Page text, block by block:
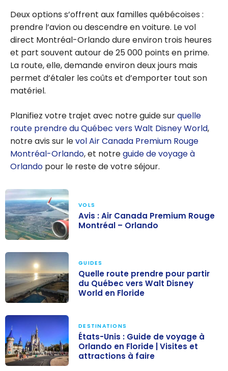
points
Deux options s’offrent aux familles québécoises :
prendre l’avion ou descendre en voiture. Le vol
direct Montréal-Orlando dure environ trois heures
et part souvent autour de 25 000 points en prime.
La route, elle, demande environ deux jours mais
permet d’étaler les coûts et d’emporter tout son
matériel.
Planifiez votre trajet avec notre guide surquelle
route prendre du Québec vers Walt Disney World,
notre avis sur levol Air Canada Premium Rouge
Montréal-Orlando, et notreguide de voyage à
Orlando pour le reste de votre séjour.
Canada
Premium Rouge
Montréal –
Orlando
VOLS
Avis : Air Canada Premium Rouge
Montréal – Orlando
prendre pour
partir du
Québec vers
Walt Disney
GUIDES
Quelle route prendre pour partir
du Québec vers Walt Disney
World en Floride
DESTINATIONS
États-Unis : Guide de voyage à
Orlando en Floride | Visites et
attractions à faire